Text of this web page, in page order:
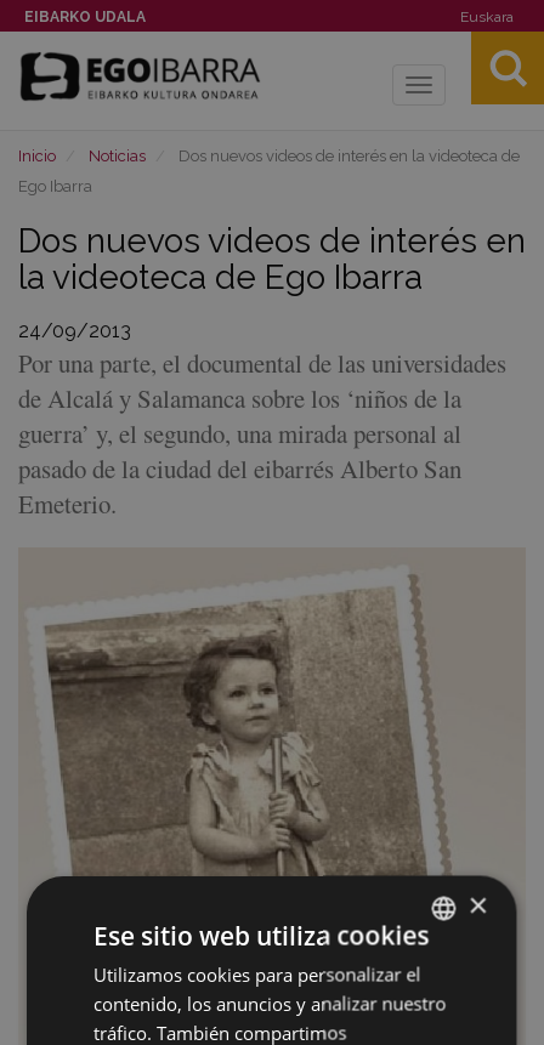
EIBARKO UDALA Euskara
Toggle
Inicio Noticias
Dos nuevos videos de interés en la videoteca de
Ego Ibarra
Dos nuevos videos de interés en
la videoteca de Ego Ibarra
24/09/2013
Por una parte, el documental de las universidades
de Alcalá y Salamanca sobre los ‘niños de la
guerra’ y, el segundo, una mirada personal al
pasado de la ciudad del eibarrés Alberto San
Emeterio.
BASQUE
SPANISH
×
Ese sitio web utiliza cookies
Utilizamos cookies para personalizar el
contenido, los anuncios y analizar nuestro
tráfico. También compartimos